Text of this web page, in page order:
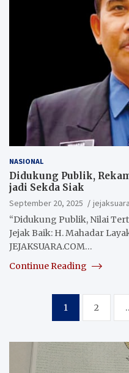
NASIONAL
Didukung Publik,
jadi Sekda Siak
September 20, 2025
“Didukung Publik, Nilai
Jejak Baik: H. Mahadar
JEJAKSUARA.COM…
Continue Reading
pagination
1 2